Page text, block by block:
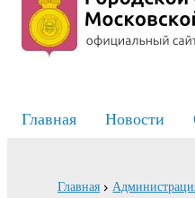
Главная Новости
Главная